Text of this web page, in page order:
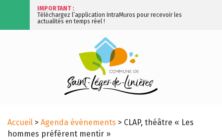
IMPORTANT :
Téléchargez l’application IntraMuros pour recevoir les
actualités en temps réel !
Accueil > Agenda événements > CLAP, théâtre « Les
hommes préfèrent mentir »